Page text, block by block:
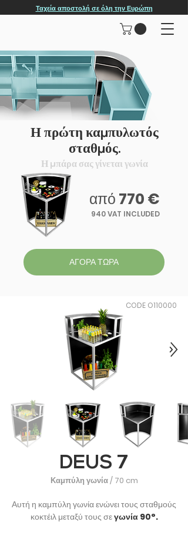
Ταχεία αποστολή σε όλη την Ευρώπη
Η πρώτη καμπυλωτός
σταθμός.
Η μπάρα σας γίνεται γωνία
940 VAT INCLUDED
από 770 €
ΑΓΟΡΑ ΤΩΡΑ
CODE O110000
DEUS 7
Καμπύλη γωνία / 70 cm
Αυτή η καμπύλη γωνία ενώνει τους σταθμούς
κοκτέιλ μεταξύ τους σεγωνία 90°.